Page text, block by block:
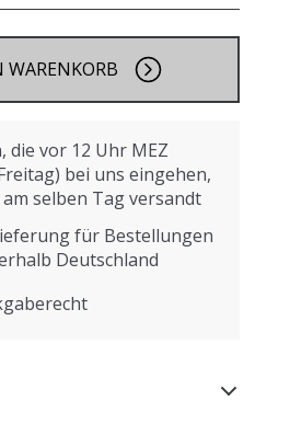
WARENKORB
die vor 12 Uhr MEZ
bei uns eingehen,
selben Tag versandt
für Bestellungen
Deutschland